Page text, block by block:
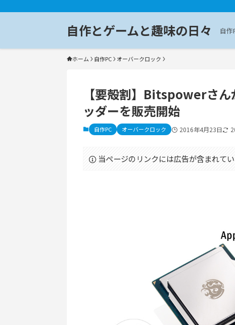
自作とゲームと趣味の日々 自
ホーム 自作PC オーバークロック
【要殻割】Bitspowerさ
ッダーを販売開始
自作PC オーバークロック 2016年4月23日
当ページのリンクには広告が含まれてい